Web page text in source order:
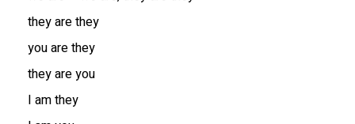
they are they
you are they
they are you
I am they